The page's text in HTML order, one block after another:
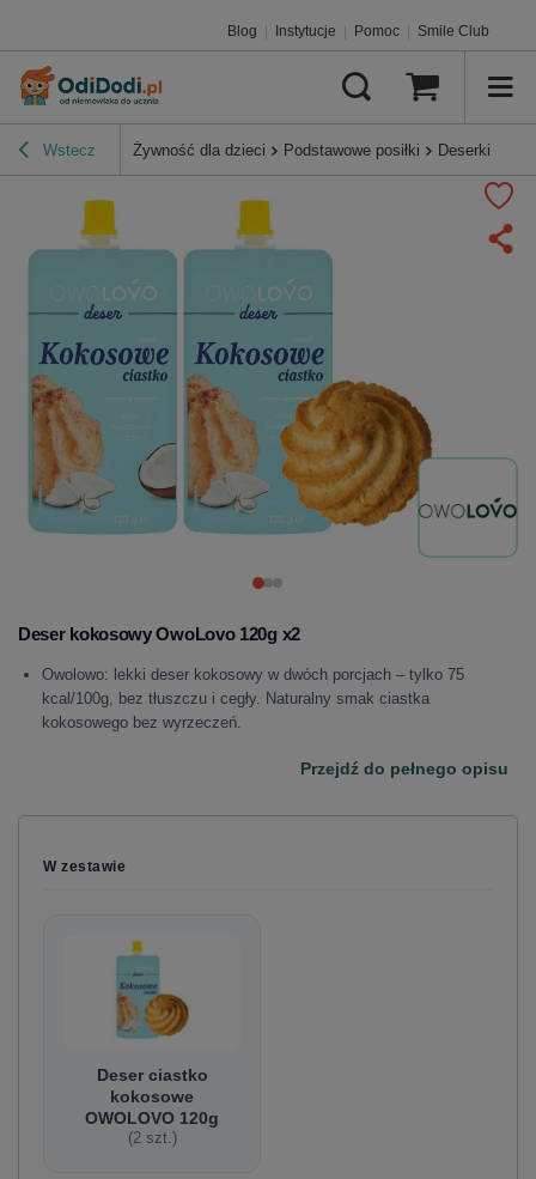
Blog Instytucje Pomoc Smile Club
Wstecz Żywność dla dzieci Podstawowe posiłki Deserki
Deser kokosowy OwoLovo 120g x2
Owolowo: lekki deser kokosowy w dwóch porcjach – tylko 75
kcal/100g, bez tłuszczu i cegły. Naturalny smak ciastka
kokosowego bez wyrzeczeń.
Przejdź do pełnego opisu
W zestawie
Deser ciastko
kokosowe
OWOLOVO 120g
(2szt.)